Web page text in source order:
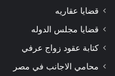
قضايا عقاريه
قضايا مجلس الدوله
كتابة عقود زواج عرفي
محامي الاجانب في مصر